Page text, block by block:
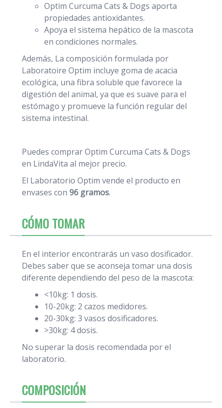
Optim Curcuma Cats & Dogs aporta
propiedades antioxidantes.
Apoya el sistema hepático de la mascota
en condiciones normales.
Además, La composición formulada por
Laboratoire Optim incluye goma de acacia
ecológica, una fibra soluble que favorece la
digestión del animal, ya que es suave para el
estómago y promueve la función regular del
sistema intestinal.
Puedes comprar Optim Curcuma Cats & Dogs
en LindaVita al mejor precio.
El Laboratorio Optim vende el producto en
envases con 96 gramos.
CÓMO TOMAR
En el interior encontrarás un vaso dosificador.
Debes saber que se aconseja tomar una dosis
diferente dependiendo del peso de la mascota:
<10kg: 1 dosis.
10-20kg: 2 cazos medidores.
20-30kg: 3 vasos dosificadores.
>30kg: 4 dosis.
No superar la dosis recomendada por el
laboratorio.
COMPOSICIÓN